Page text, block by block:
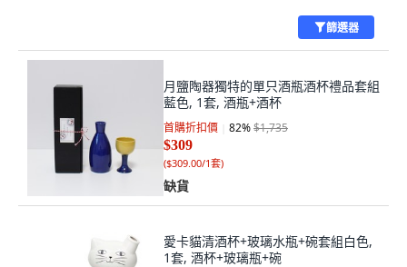
篩選器
月鹽陶器獨特的單只酒瓶酒杯禮品套組
藍色, 1套, 酒瓶+酒杯
首購折扣價 82%$1,735
$309
($309.00/1套)
缺貨
愛卡貓清酒杯+玻璃水瓶+碗套組白色,
1套, 酒杯+玻璃瓶+碗